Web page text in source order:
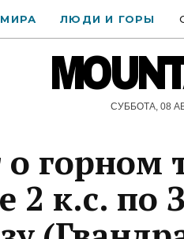
ЛЮДИ И ГОРЫ
СУББОТА, 08
горном
2 к.c. по